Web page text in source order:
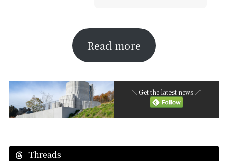
Read more
＼ Get the latest news ／
Threads